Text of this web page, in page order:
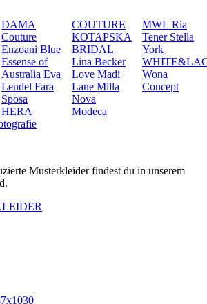
DAMA
Couture
Enzoani Blue
Essense of
Australia Eva
Lendel Fara
Sposa
HERA
COUTURE
KOTAPSKA
BRIDAL
Lina Becker
Love Madi
Lane Milla
Nova
Modeca
MWL Ria
Tener Stella
York
Wona
Concept
Musterkleider findest du in unserem